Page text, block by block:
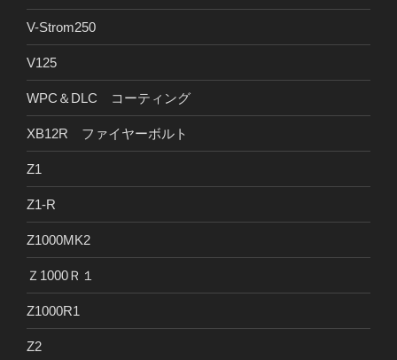
V-Strom250
V125
WPC＆DLC コーティング
XB12R ファイヤーボルト
Z1
Z1-R
Z1000MK2
Ｚ1000Ｒ１
Z1000R1
Z2